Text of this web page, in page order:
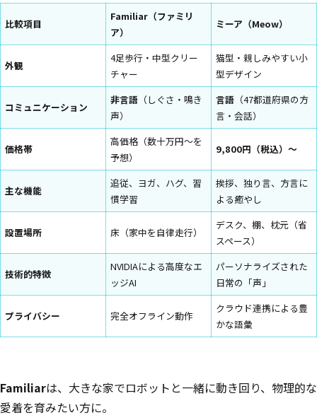
比較項目
Familiar（ファミリ
ア）
ミーア（Meow）
外観
4足歩行・中型クリー
チャー
猫型・親しみやすい小
型デザイン
コミュニケーション
非言語 （しぐさ・鳴き
声）
言語 （47都道府県の方
言・会話）
価格帯
高価格（数十万円〜を
予想）
9,800円（税込）〜
主な機能
追従、ヨガ、ハグ、習
慣学習
挨拶、独り言、方言に
よる癒やし
設置場所 床（家中を自律走行）
デスク、棚、枕元（省
スペース）
技術的特徴
NVIDIAによる高度なエ
ッジAI
パーソナライズされた
日常の「声」
プライバシー 完全オフライン動作
クラウド連携による豊
かな語彙
Familiarは、大きな家でロボットと一緒に動き回り、物理的な
愛着を育みたい方に。